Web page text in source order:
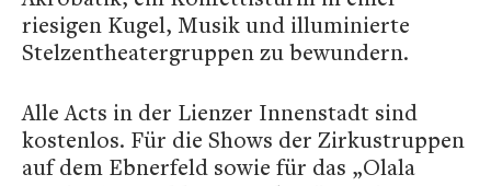
riesigen Kugel, Musik und illuminierte
Stelzentheatergruppen zu bewundern.
Alle Acts in der Lienzer Innenstadt sind
kostenlos. Für die Shows der Zirkustruppen
auf dem Ebnerfeld sowie für das „Olala